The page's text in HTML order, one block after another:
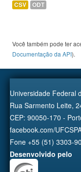
CSV ODT
Você também pode ter
Documentação da API).
Universidade Federal
Rua Sarmento Leite,
CEP: 90050-170 -
facebook.com/
Fone +55 (51) 3303-
Desenvolvido pelo